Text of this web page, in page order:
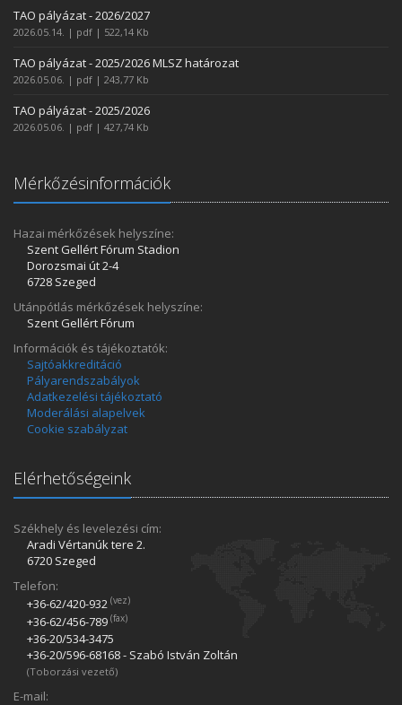
TAO pályázat - 2026/2027
2026.05.14. | pdf | 522,14 Kb
TAO pályázat - 2025/2026 MLSZ határozat
2026.05.06. | pdf | 243,77 Kb
TAO pályázat - 2025/2026
2026.05.06. | pdf | 427,74 Kb
Mérkőzésinformációk
Hazai mérkőzések helyszíne:
Szent Gellért Fórum Stadion
Dorozsmai út 2-4
6728 Szeged
Utánpótlás mérkőzések helyszíne:
Szent Gellért Fórum
Információk és tájékoztatók:
Sajtóakkreditáció
Pályarendszabályok
Adatkezelési tájékoztató
Moderálási alapelvek
Cookie szabályzat
Elérhetőségeink
Székhely és levelezési cím:
Aradi Vértanúk tere 2.
6720 Szeged
Telefon:
+36-62/420­-932 (vez)
+36-62/456­-789 (fax)
+36-20/534­-3475
+36-20/596­-68168 - Szabó István Zoltán
(Toborzási vezető)
E-mail: